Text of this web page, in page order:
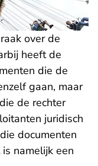
over de
heeft de
die de
gaan, maar
de rechter
juridisch
documenten
namelijk een